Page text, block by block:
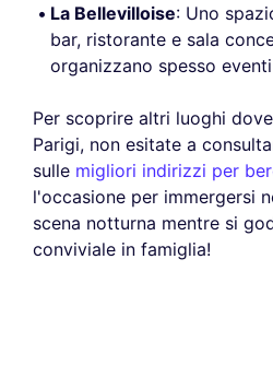
La Bellevilloise: Uno
bar, ristorante e sala
organizzano spesso
Per scoprire altri luoghi
Parigi, non esitate a
sulle migliori indirizzi per
l'occasione per immergersi
scena notturna mentre si
conviviale in famiglia!